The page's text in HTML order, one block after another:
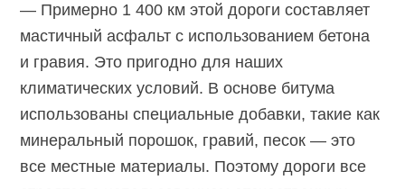
— Примерно 1 400 км этой дороги составляет
мастичный асфальт с использованием бетона
и гравия. Это пригодно для наших
климатических условий. В основе битума
использованы специальные добавки, такие как
минеральный порошок, гравий, песок — это
все местные материалы. Поэтому дороги все